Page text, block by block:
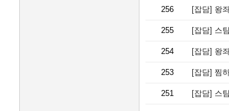
256 [잡담] 왕
255 [잡담] 스
254 [잡담] 왕
253 [잡담] 찜
251 [잡담] 스